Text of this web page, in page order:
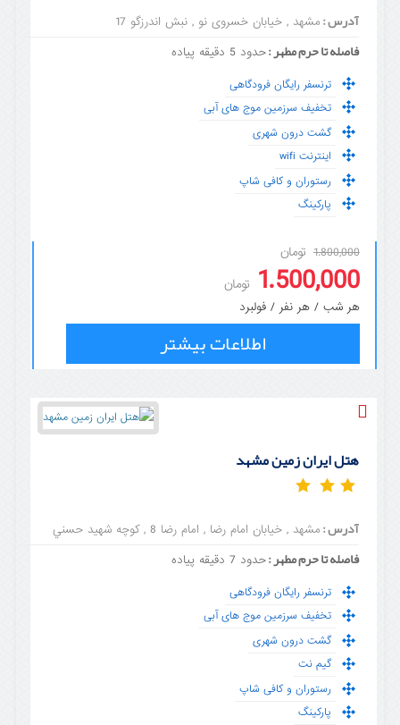
آدرس : مشهد , خیابان خسروی نو , نبش اندرزگو 17
فاصله تا حرم مطهر :حدود 5 دقیقه پیاده
ترنسفر رایگان فرودگاهی
تخفیف سرزمین موج های آبی
گشت درون شهری
اینترنت wifi
رستوران و کافی شاپ
پارکینگ
1.800,000 تومان
1.500,000 تومان
هر شب / هر نفر / فولبرد
اطلاعات بیشتر
هتل ایران زمین مشهد
آدرس : مشهد , خیابان امام رضا , امام رضا 8 , کوچه شهيد حسني
فاصله تا حرم مطهر :حدود 7 دقیقه پیاده
ترنسفر رایگان فرودگاهی
تخفیف سرزمین موج های آبی
گشت درون شهری
گیم نت
رستوران و کافی شاپ
پارکینگ